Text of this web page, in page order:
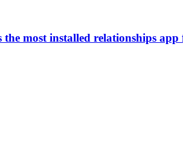
most installed relationships